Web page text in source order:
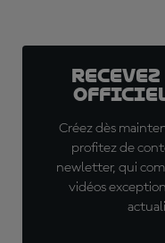
Créez dès
profitez de
newletter, qui
vidéos